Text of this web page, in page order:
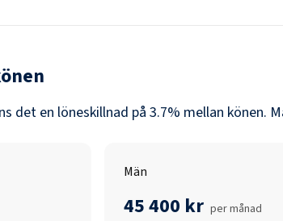
det en löneskillnad på3.7% mellan könen.
Män
45 400 kr per månad